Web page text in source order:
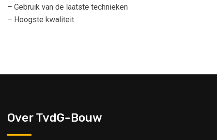
– Gebruik van de laatste technieken
– Hoogste kwaliteit
Over TvdG-Bouw